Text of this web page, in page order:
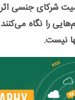
شرکای جنسی
را نگاه
نیست.